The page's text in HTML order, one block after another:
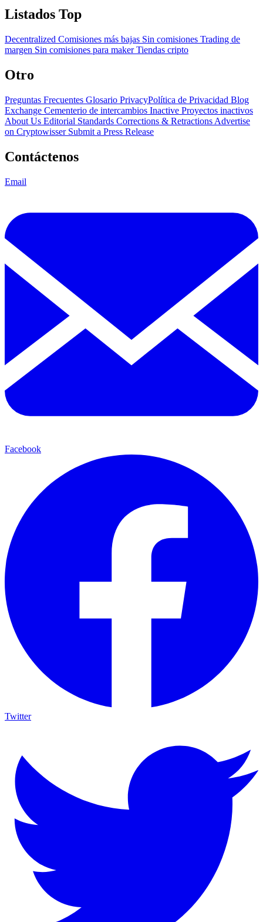
Listados Top
Decentralized Comisiones más bajas Sin comisiones Trading de
margen Sin comisiones para makerTiendas cripto
Otro
Preguntas Frecuentes Glosario PrivacyPolítica de Privacidad Blog
Exchange Cementerio de intercambios Inactive Proyectos inactivos
About Us Editorial Standards Corrections & Retractions Advertise
on Cryptowisser Submit a Press Release
Contáctenos
Email
Facebook
Twitter